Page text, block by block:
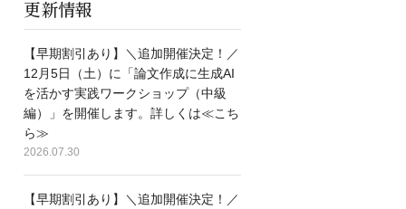
更新情報
【早期割引あり】＼追加開催決定！／
12月5日（土）に「論文作成に生成AI
を活かす実践ワークショップ（中級
編）」を開催します。詳しくは≪こち
ら≫
2026.07.30
【早期割引あり】＼追加開催決定！／